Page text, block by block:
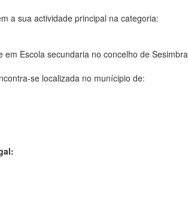
a sua actividade principal na categoria:
em Escola secundaria no concelho de Sesimbra
se localizada no munícipio de: